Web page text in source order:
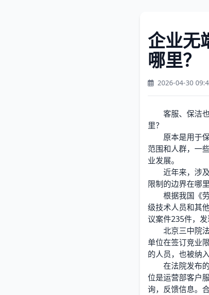
企业无
哪里？
2026-04-30
客服、保洁也
里？
原本是用于保
范围和人群，一
业发展。
近年来，涉及
限制的边界在哪里
根据我国《劳
级技术人员和其
议案件235件，发
北京三中院法
单位在签订竞业
的人员，也被纳
在法院发布的
位是运营部客户
询，反馈信息。